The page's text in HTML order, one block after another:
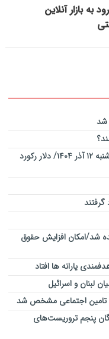
به بازار آنلاین
پیش‌بینی قیمت طلا، سکه و دلار امروز چهارشنبه ۱۲ آذر ۱۴۰۴/ دلار رکورد
امکان افزایش حقوق
یارانه‌ ها افتاد
و اسرائیل
تامین اجتماعی مشخص شد
پنجم تروریست‌های